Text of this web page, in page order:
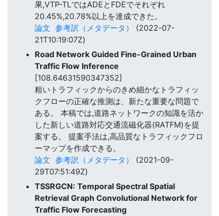
果,VTP-TLではADEとFDEでそれぞれ
20.45%,20.78%以上を達成できた。
論文 参考訳（メタデータ）
(2022-07-
21T10:19:07Z)
Road Network Guided Fine-Grained Urban
Traffic Flow Inference
[108.64631590347352]
粗いトラフィックからのきめ細かなトラフィッ
クフローの正確な推測は、新たな重要な問題で
ある。 本稿では,道路ネットワークの知識を活か
した新しい道路対応交通流磁化器(RATFM)を提
案する。 提案手法は,高品質なトラフィックフロ
ーマップを作成できる。
論文 参考訳（メタデータ）
(2021-09-
29T07:51:49Z)
TSSRGCN: Temporal Spectral Spatial
Retrieval Graph Convolutional Network for
Traffic Flow Forecasting